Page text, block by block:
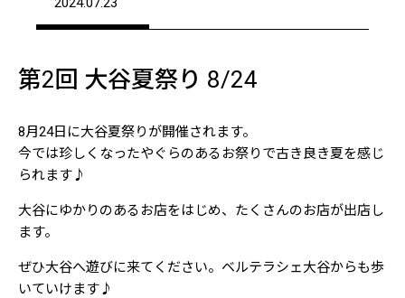
第2回 大谷夏祭り 8/24
8月24日に大谷夏祭りが開催されます。
今では珍しくなったやぐらのあるお祭りで古き良き夏を感じ
られます♪
大谷にゆかりのあるお店をはじめ、たくさんのお店が出店し
ます。
ぜひ大谷へ遊びに来てください。ベルテラシェ大谷からも歩
いていけます♪